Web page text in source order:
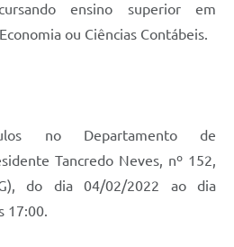
ensino superior em
ou Ciências Contábeis.
no Departamento de
Tancredo Neves, nº 152,
do dia 04/02/2022 ao dia
17:00.